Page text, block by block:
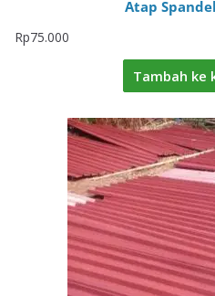
Atap
Rp75.000
Tambah ke